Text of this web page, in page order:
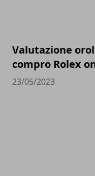
Valutazione
compro Rolex
23/05/2023